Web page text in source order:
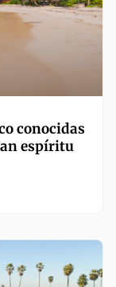
conocidas
espíritu